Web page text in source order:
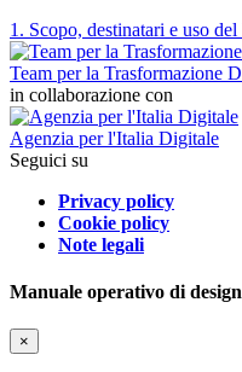
1. Scopo, destinatari e uso
Team per la Trasformazione
in collaborazione con
Agenzia per l'Italia Digitale
Seguici su
Privacy policy
Cookie policy
Note legali
Manuale operativo di design
×